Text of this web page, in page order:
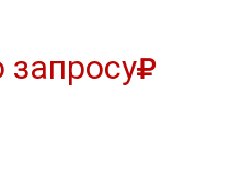
запросу